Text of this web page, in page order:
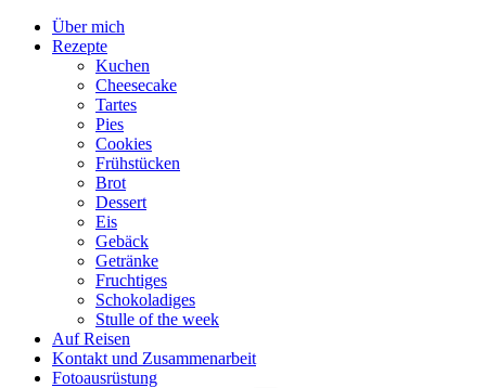
Über mich
Rezepte
Kuchen
Cheesecake
Tartes
Pies
Cookies
Frühstücken
Brot
Dessert
Eis
Gebäck
Getränke
Fruchtiges
Schokoladiges
Stulle of the week
Auf Reisen
Kontakt und Zusammenarbeit
Fotoausrüstung